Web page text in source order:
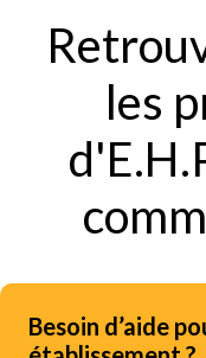
les
Besoin d’aide